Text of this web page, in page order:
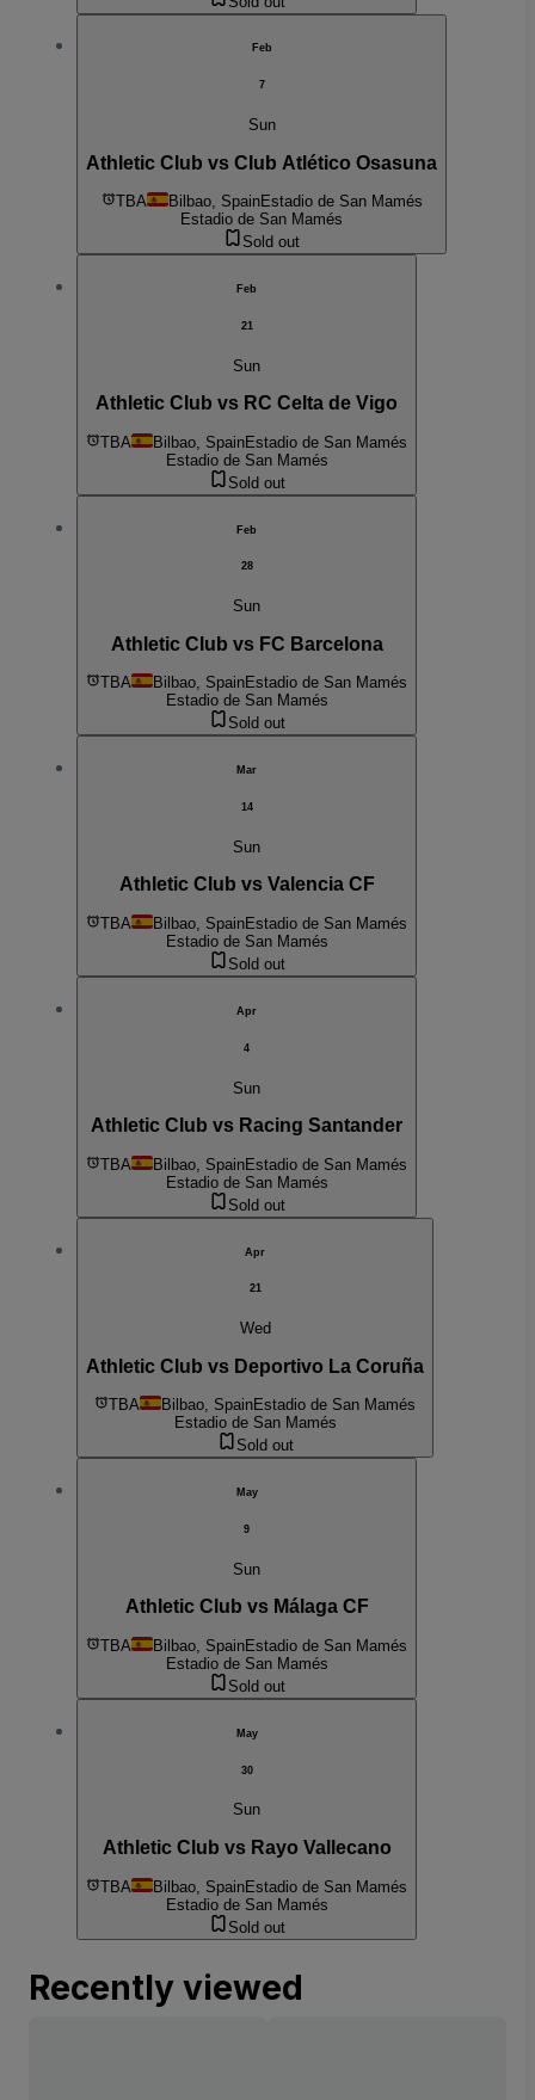
Feb
7
Sun
Athletic Club vs Club Atlético Osasuna
TBA Bilbao, SpainEstadio de San Mamés
Estadio de San Mamés
Sold out
Feb
21
Sun
Athletic Club vs RC Celta de Vigo
TBA Bilbao, SpainEstadio de San Mamés
Estadio de San Mamés
Sold out
Feb
28
Sun
Athletic Club vs FC Barcelona
TBA Bilbao, SpainEstadio de San Mamés
Estadio de San Mamés
Sold out
Mar
14
Sun
Athletic Club vs Valencia CF
TBA Bilbao, SpainEstadio de San Mamés
Estadio de San Mamés
Sold out
Apr
4
Sun
Athletic Club vs Racing Santander
TBA Bilbao, SpainEstadio de San Mamés
Estadio de San Mamés
Sold out
Apr
21
Wed
Athletic Club vs Deportivo La Coruña
TBA Bilbao, SpainEstadio de San Mamés
Estadio de San Mamés
Sold out
May
9
Sun
Athletic Club vs Málaga CF
TBA Bilbao, SpainEstadio de San Mamés
Estadio de San Mamés
Sold out
May
30
Sun
Athletic Club vs Rayo Vallecano
TBA Bilbao, SpainEstadio de San Mamés
Estadio de San Mamés
Sold out
Recently viewed